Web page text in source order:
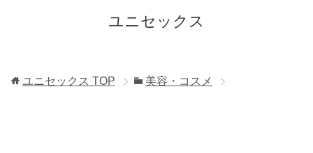
ユニセックス
ユニセックス TOP 美容・コスメ